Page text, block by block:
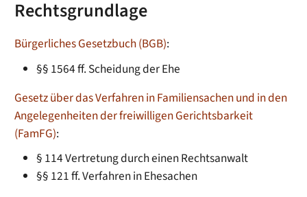
Rechtsgrundlage
Bürgerliches Gesetzbuch (BGB):
§§ 1564 ff. Scheidung der Ehe
Gesetz über das Verfahren in Familiensachen und in den
Angelegenheiten der freiwilligen Gerichtsbarkeit
(FamFG):
§ 114 Vertretung durch einen Rechtsanwalt
§§ 121 ff. Verfahren in Ehesachen